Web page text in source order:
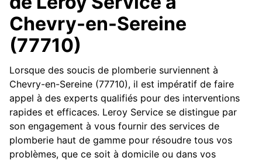
Chevry-en-Sereine
(77710)
Lorsque des soucis de plomberie surviennent à
Chevry-en-Sereine (77710), il est impératif de faire
appel à des experts qualifiés pour des interventions
rapides et efficaces. Leroy Service se distingue par
son engagement à vous fournir des services de
plomberie haut de gamme pour résoudre tous vos
problèmes, que ce soit à domicile ou dans vos